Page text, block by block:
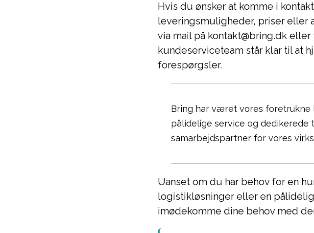
Hvis du ønsker at komme i
leveringsmuligheder, priser eller
via mail på kontakt@bring.dk eller
kundeserviceteam står klar til at
forespørgsler.
Bring har været vores foretrukne
pålidelige service og dedikerede
samarbejdspartner for vores
Uanset om du har behov for en
logistikløsninger eller en
imødekomme dine behov med